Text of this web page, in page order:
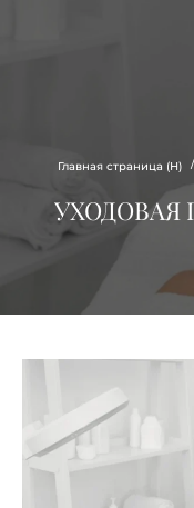
Главная страница (Н) /
УХОДОВАЯ